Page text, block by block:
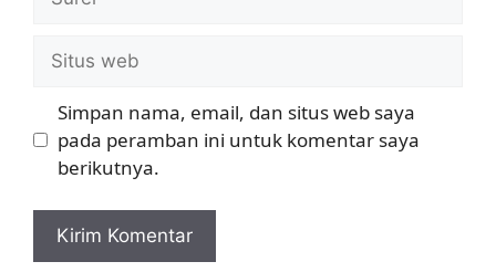
Situs
web
Simpan nama, email, dan situs web saya
pada peramban ini untuk komentar saya
berikutnya.